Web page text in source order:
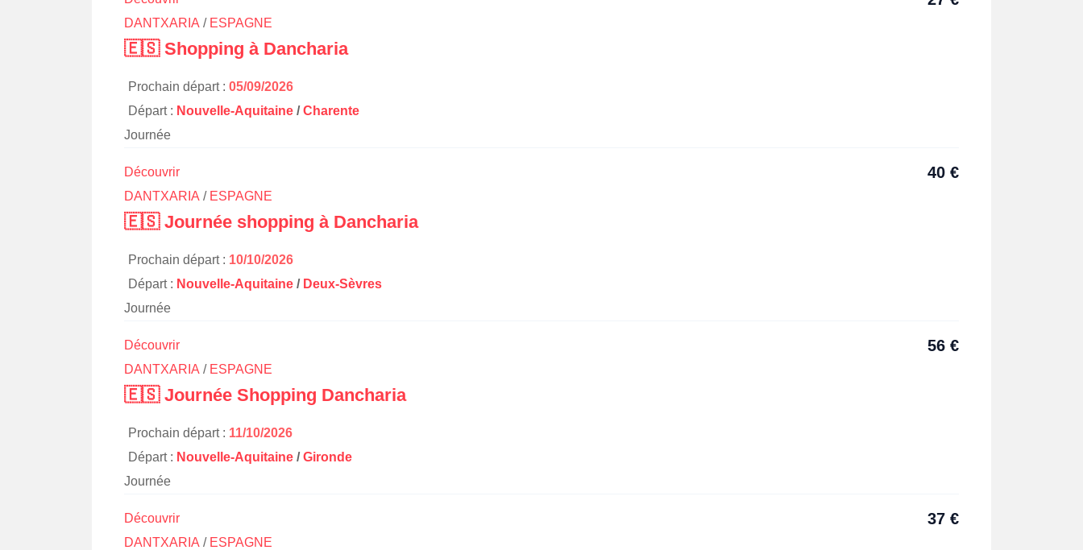
DANTXARIA / ESPAGNE
🇪🇸 Shopping à Dancharia
Prochain départ : 05/09/2026
Départ : Nouvelle-Aquitaine /Charente
Journée
Découvrir 40 €
DANTXARIA / ESPAGNE
🇪🇸 Journée shopping à Dancharia
Prochain départ : 10/10/2026
Départ : Nouvelle-Aquitaine / Deux-Sèvres
Journée
Découvrir 56 €
DANTXARIA / ESPAGNE
🇪🇸 Journée Shopping Dancharia
Prochain départ : 11/10/2026
Départ : Nouvelle-Aquitaine /Gironde
Journée
Découvrir 37 €
DANTXARIA / ESPAGNE